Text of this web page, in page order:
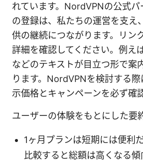
れています。NordVPNの公式パ
の登録は、私たちの運営を支え
供の継続につながります。リン
詳細を確認してください。例え
などのテキストが目立つ形で案
ります。NordVPNを検討する
示価格とキャンペーンを必ず確
ユーザーの体験をもとにした要
1ヶ月プランは短期には便利
比較すると総額は高くなる傾